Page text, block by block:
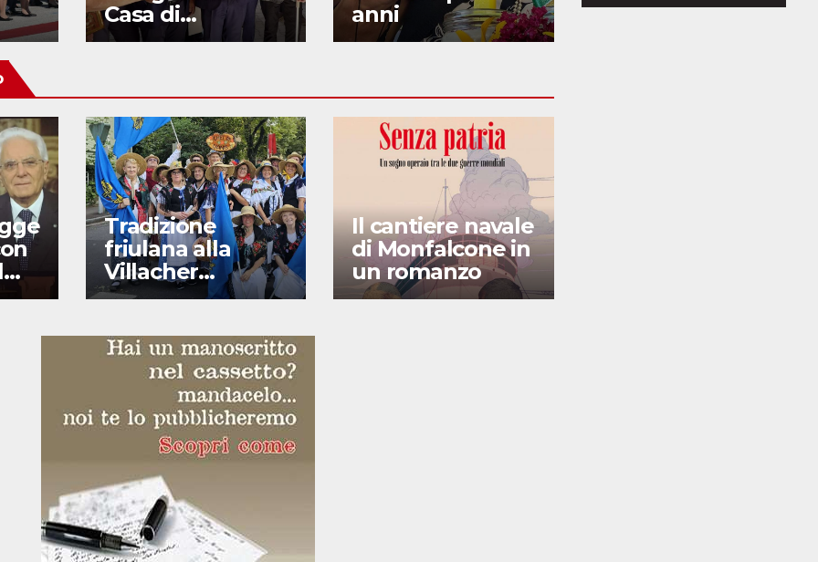
Casa di
Comunità
anni
ospedale
Tradizione
friulana alla
Villacher
Kirchtag
Il cantiere navale
di Monfalcone in
un romanzo